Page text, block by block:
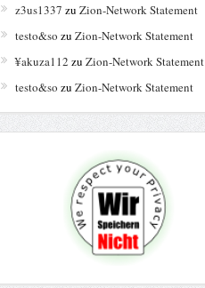
z3us1337 zu Zion-Network Statement
testo&so zu Zion-Network Statement
¥akuza112 zu Zion-Network Statement
testo&so zu Zion-Network Statement